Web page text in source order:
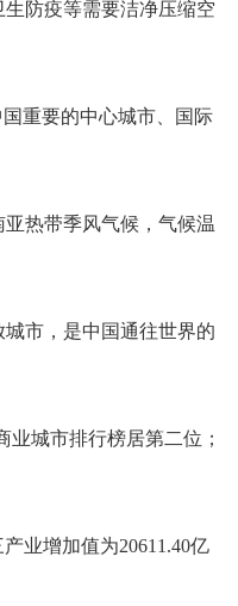
防疫等需要洁净压缩空
重要的中心城市、国际
热带季风气候，气候温
市，是中国通往世界的
城市排行榜居第二位；
业增加值为20611.40亿